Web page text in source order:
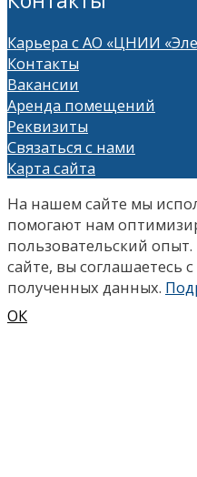
Карьера с АО «ЦНИИ
Контакты
Вакансии
Аренда помещений
Реквизиты
Связаться с нами
Карта сайта
На нашем сайте мы
помогают нам
пользовательский
сайте, вы соглашаетесь
полученных данных.
ОК